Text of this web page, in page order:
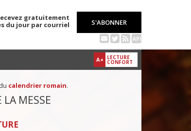
gratuitement
du jour par courriel
S'ABONNER
API
A+ LECTURE
CONFORT
calendrier romain.
LA MESSE